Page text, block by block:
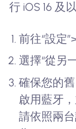
行 iOS 16 及
前往“設定
選擇“從另
確保您的
啟用藍牙，
請依照兩